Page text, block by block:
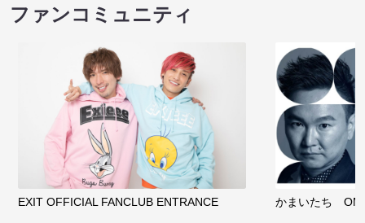
ファンコミュニティ
EXIT OFFICIAL FANCLUB ENTRANCE かまいたち